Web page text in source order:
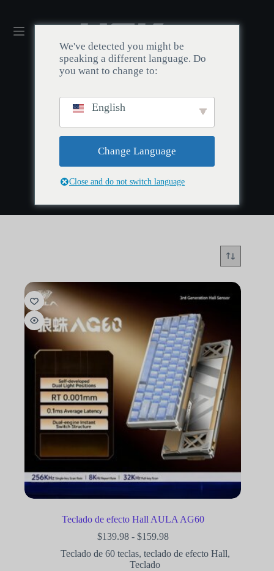
Inicio / AULA
AULA
Teclado de efecto Hall AULA AG60
$139.98 - $159.98
Teclado de 60 teclas, teclado de efecto Hall,
Teclado
We've detected you might be
speaking a different language. Do
you want to change to:
English
Change Language
Close and do not switch language